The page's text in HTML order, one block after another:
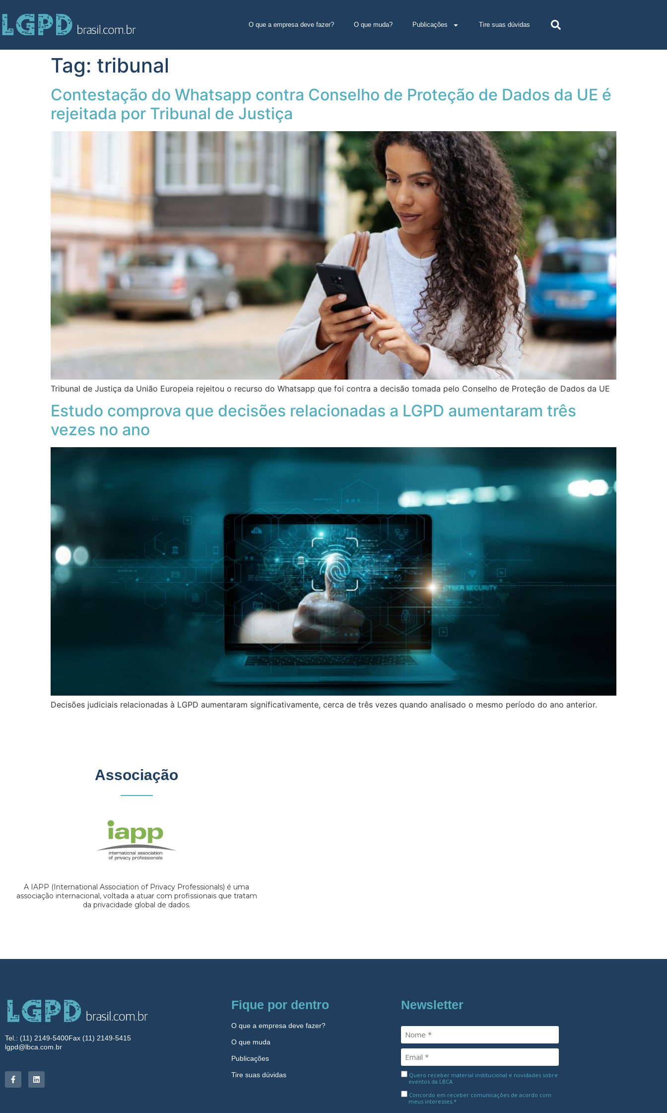
O que a empresa deve fazer? O que muda? Publicações Tire suas dúvidas
Tag: tribunal
Contestação do Whatsapp contra Conselho de Proteção de Dados da UE é
rejeitada por Tribunal de Justiça
Tribunal de Justiça da União Europeia rejeitou o recurso do Whatsapp que foi contra a decisão tomada pelo Conselho de Proteção de Dados da UE
Estudo comprova que decisões relacionadas a LGPD aumentaram três
vezes no ano
Decisões judiciais relacionadas à LGPD aumentaram significativamente, cerca de três vezes quando analisado o mesmo período do ano anterior.
Associação
A IAPP (International Association of Privacy Professionals) é uma
associação internacional, voltada a atuar com profissionais que tratam
da privacidade global de dados.
Tel.: (11) 2149-5400Fax (11) 2149-5415
lgpd@lbca.com.br
Fique por dentro
O que a empresa deve fazer?
O que muda
Publicações
Tire suas dúvidas
Newsletter
Quero receber material institucional e novidades sobre
eventos da LBCA
Concordo em receber comunicações de acordo com
meus interesses.*